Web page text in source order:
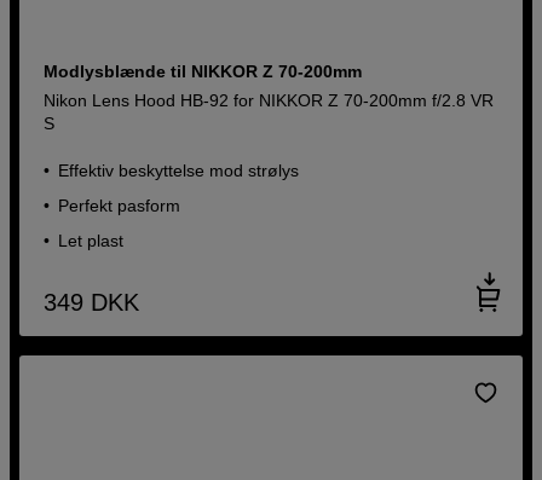
Modlysblænde til NIKKOR Z 70-200mm
Nikon Lens Hood HB-92 for NIKKOR Z 70-200mm f/2.8 VR
S
Effektiv beskyttelse mod strølys
Perfekt pasform
Let plast
349 DKK